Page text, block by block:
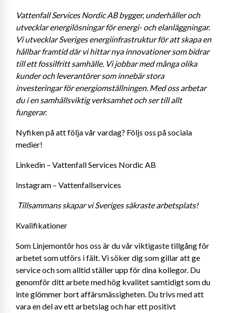
Vattenfall Services Nordic AB bygger, underhåller och
utvecklar energilösningar för energi- och elanläggningar.
Vi utvecklar Sveriges energiinfrastruktur för att skapa en
hållbar framtid där vi hittar nya innovationer som bidrar
till ett fossilfritt samhälle. Vi jobbar med många olika
kunder och leverantörer som innebär stora
investeringar för energiomställningen. Med oss arbetar
du i en samhällsviktig verksamhet och ser till allt
fungerar.
Nyfiken på att följa vår vardag? Följs oss på sociala
medier!
Linkedin – Vattenfall Services Nordic AB
Instagram – Vattenfallservices
Tillsammans skapar vi Sveriges säkraste arbetsplats!
Kvalifikationer
Som Linjemontör hos oss är du vår viktigaste tillgång för
arbetet som utförs i fält. Vi söker dig som gillar att ge
service och som alltid ställer upp för dina kollegor. Du
genomför ditt arbete med hög kvalitet samtidigt som du
inte glömmer bort affärsmässigheten. Du trivs med att
vara en del av ett arbetslag och har ett positivt